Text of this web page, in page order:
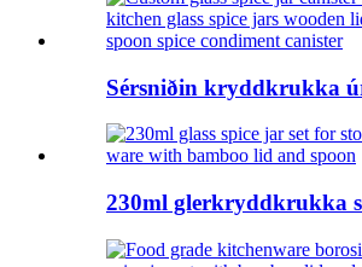
Sérsniðin kryddkrukka
230ml glerkryddkrukka